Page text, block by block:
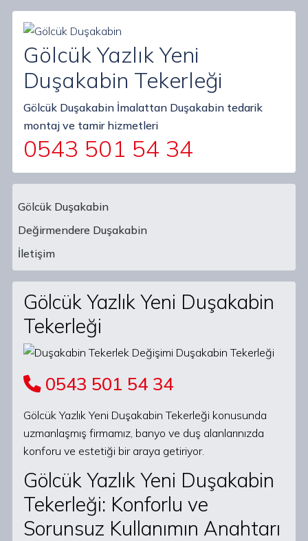
Gölcük Yazlık Yeni
Duşakabin Tekerleği
Gölcük Duşakabin İmalattan Duşakabin tedarik
montaj ve tamir hizmetleri
0543 501 54 34
Main Navigation
Gölcük Duşakabin
Değirmendere Duşakabin
İletişim
Gölcük Yazlık Yeni Duşakabin
Tekerleği
0543 501 54 34
Gölcük Yazlık Yeni Duşakabin Tekerleği konusunda
uzmanlaşmış firmamız, banyo ve duş alanlarınızda
konforu ve estetiği bir araya getiriyor.
Gölcük Yazlık Yeni Duşakabin
Tekerleği: Konforlu ve
Sorunsuz Kullanımın Anahtarı